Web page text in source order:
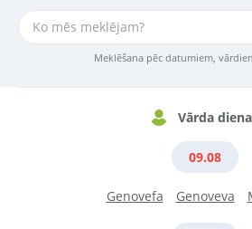
Meklēšana pēc datumiem,
Vārda
09.08
Genovefa Genoveva